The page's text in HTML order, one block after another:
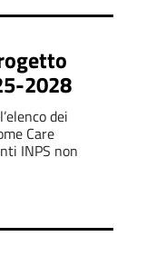
2028
dei
Care
INPS non